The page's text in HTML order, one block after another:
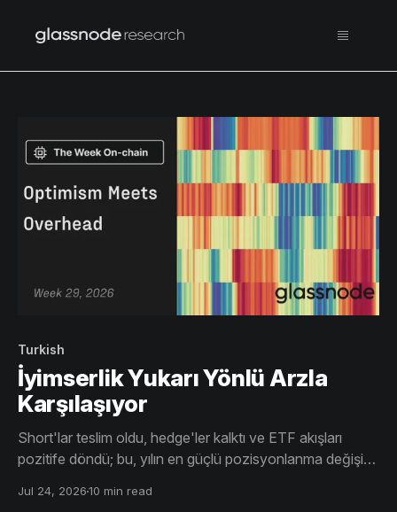
Turkish
İyimserlik Yukarı Yönlü Arzla
Karşılaşıyor
Short'lar teslim oldu, hedge'ler kalktı ve ETF akışları
pozitife döndü; bu, yılın en güçlü pozisyonlanma değişimi
arz duvarında ve Kısa Vadeli Yatırımcı Maliyet Bazı'nda
Jul 24, 202610 min read